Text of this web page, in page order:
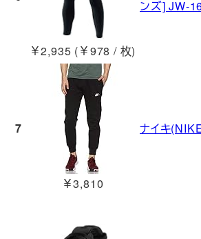
￥2,935 (￥978 / 枚)
ンズ] JW-
7
￥3,810
ナイキ